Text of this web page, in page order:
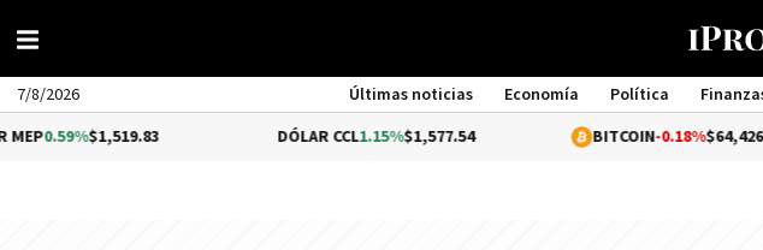
7/8/2026 Últimas noticias Economía Política
$1,519.83 DÓLAR CCL1.15%$1,577.54 BITCOIN-0.18%$64,426.00